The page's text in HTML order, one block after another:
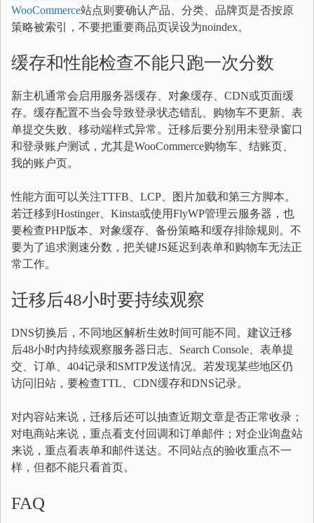
WooCommerce站点则要确认产品、分类、品牌页是否按原
策略被索引，不要把重要商品页误设为noindex。
缓存和性能检查不能只跑一次分数
新主机通常会启用服务器缓存、对象缓存、CDN或页面缓
存。缓存配置不当会导致登录状态错乱、购物车不更新、表
单提交失败、移动端样式异常。迁移后要分别用未登录窗口
和登录账户测试，尤其是WooCommerce购物车、结账页、
我的账户页。
性能方面可以关注TTFB、LCP、图片加载和第三方脚本。
若迁移到Hostinger、Kinsta或使用FlyWP管理云服务器，也
要检查PHP版本、对象缓存、备份策略和缓存排除规则。不
要为了追求测速分数，把关键JS延迟到表单和购物车无法正
常工作。
迁移后48小时要持续观察
DNS切换后，不同地区解析生效时间可能不同。建议迁移
后48小时内持续观察服务器日志、Search Console、表单提
交、订单、404记录和SMTP发送情况。若发现某些地区仍
访问旧站，要检查TTL、CDN缓存和DNS记录。
对内容站来说，迁移后还可以抽查近期文章是否正常收录；
对电商站来说，重点看支付回调和订单邮件；对企业询盘站
来说，重点看表单和邮件送达。不同站点的验收重点不一
样，但都不能只看首页。
FAQ